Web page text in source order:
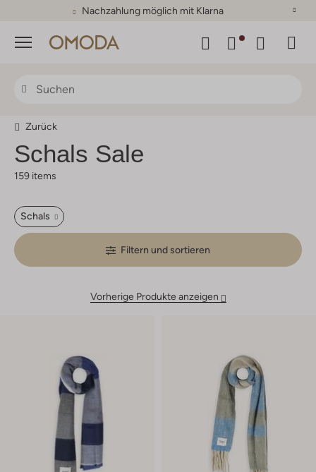
Nachzahlung möglich mit Klarna
Menü
Zurück
Schals Sale
159 items
Schals
Filtern und sortieren
Vorherige Produkte anzeigen